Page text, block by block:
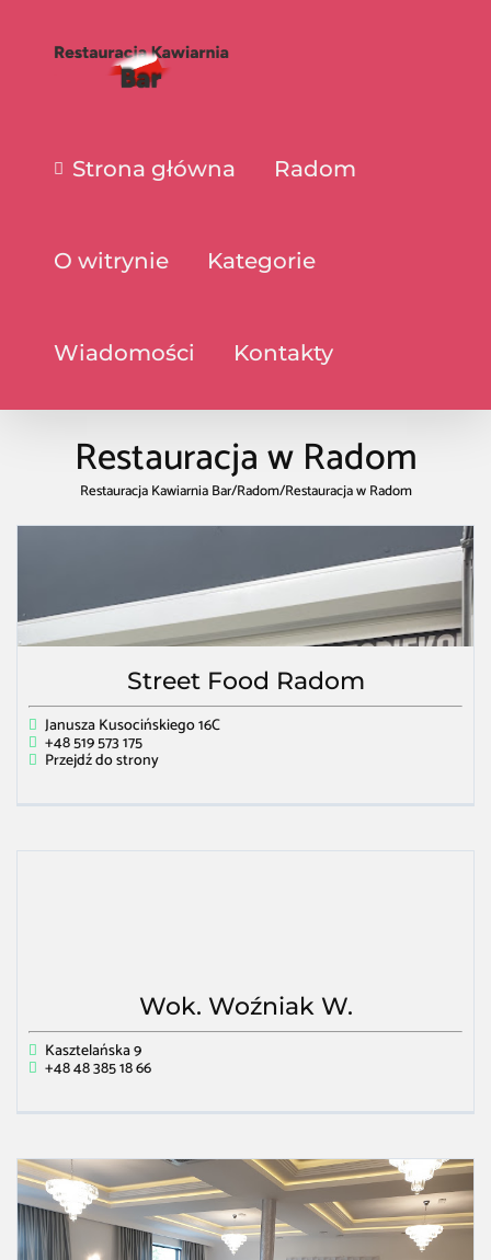
Strona główna Radom
O witrynie Kategorie
Wiadomości Kontakty
Restauracja w Radom
Restauracja Kawiarnia Bar/Radom/Restauracja w Radom
Street Food Radom
Janusza Kusocińskiego 16C
+48 519 573 175
Przejdź do strony
Wok. Woźniak W.
Kasztelańska 9
+48 48 385 18 66